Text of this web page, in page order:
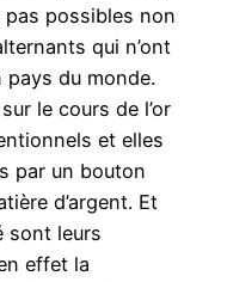
possibles non
qui n’ont
pays du monde.
le cours de l’or
et elles
par un bouton
d’argent. Et
sont leurs
effet la